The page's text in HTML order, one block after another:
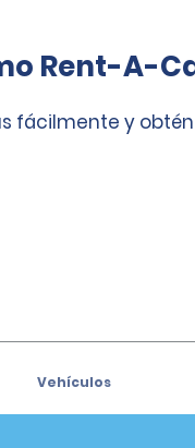
Rent-A-
fácilmente y
Vehículos